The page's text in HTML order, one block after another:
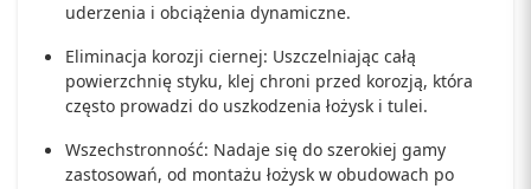
uderzenia i obciążenia dynamiczne.
Eliminacja korozji ciernej: Uszczelniając całą
powierzchnię styku, klej chroni przed korozją, która
często prowadzi do uszkodzenia łożysk i tulei.
Wszechstronność: Nadaje się do szerokiej gamy
zastosowań, od montażu łożysk w obudowach po